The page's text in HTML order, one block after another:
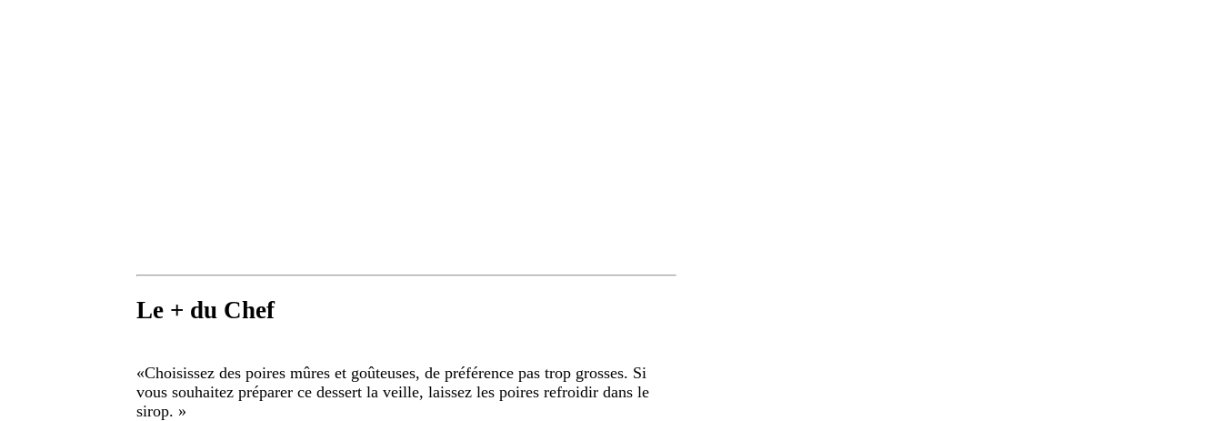
Le + du Chef
«Choisissez des poires mûres et goûteuses, de préférence pas trop grosses. Si
vous souhaitez préparer ce dessert la veille, laissez les poires refroidir dans le
sirop. »